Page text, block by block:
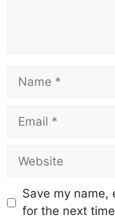
Save my
for the next